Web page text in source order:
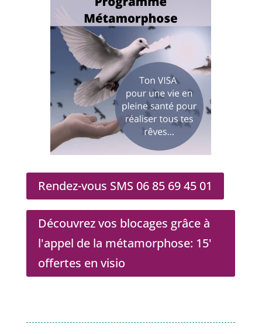
Rendez-vous SMS 06 85 69 45 01
Découvrez vos blocages grâce à
l'appel de la métamorphose: 15'
offertes en visio